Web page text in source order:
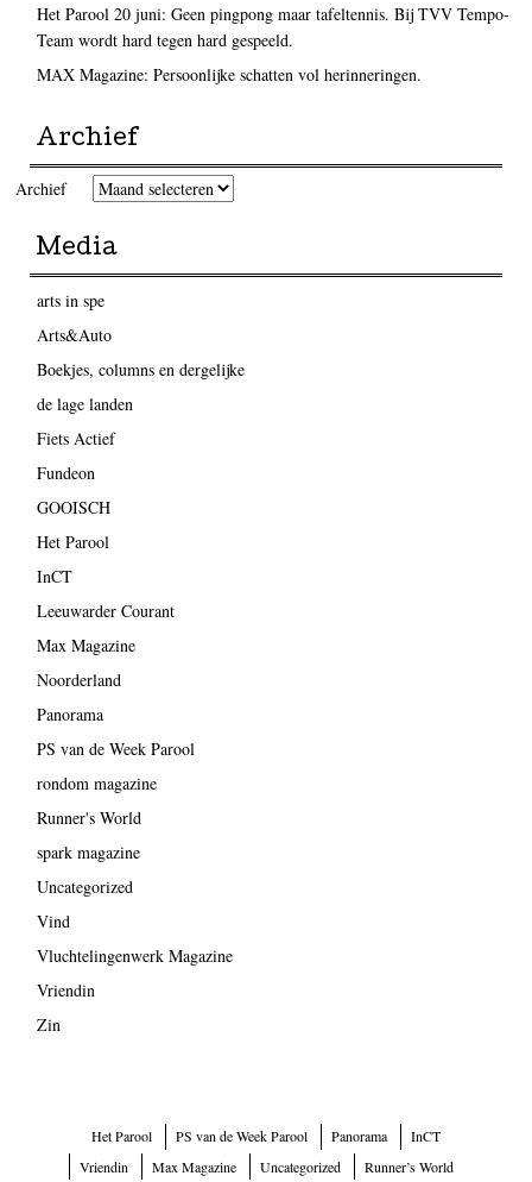
Het Parool 20 juni: Geen pingpong maar tafeltennis. Bij TVV Tempo-
Team wordt hard tegen hard gespeeld.
MAX Magazine: Persoonlijke schatten vol herinneringen.
Archief
Archief
Media
arts in spe
Arts&Auto
Boekjes, columns en dergelijke
de lage landen
Fiets Actief
Fundeon
GOOISCH
Het Parool
InCT
Leeuwarder Courant
Max Magazine
Noorderland
Panorama
PS van de Week Parool
rondom magazine
Runner's World
spark magazine
Uncategorized
Vind
Vluchtelingenwerk Magazine
Vriendin
Zin
Het Parool PS van de Week Parool Panorama
InCT
Vriendin
Max Magazine Uncategorized Runner’s World